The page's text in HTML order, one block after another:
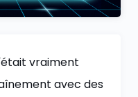
vraiment
avec des